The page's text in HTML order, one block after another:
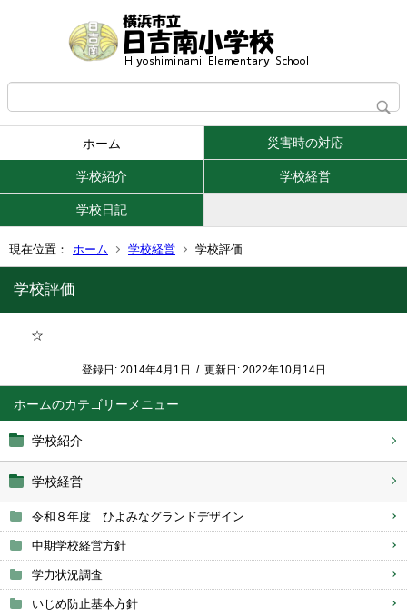
ホーム 災害時の対応
学校紹介 学校経営
学校日記
現在位置： ホーム 学校経営 学校評価
ホーム
学校紹介
学校経営
令和８年度 ひよみなグランドデザイン
中期学校経営方針
学力状況調査
いじめ防止基本方針
学校評価
☆
登録日: 2014年4月1日 / 更新日: 2022年10月14日